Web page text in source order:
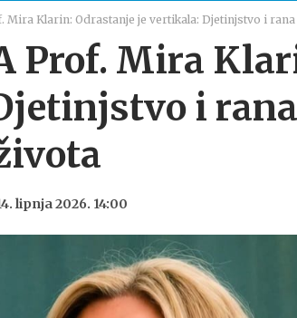
Mira Klarin: Odrastanje je vertikala: Djetinjstvo i
Prof. Mira
i
lipnja 2026. 14:00